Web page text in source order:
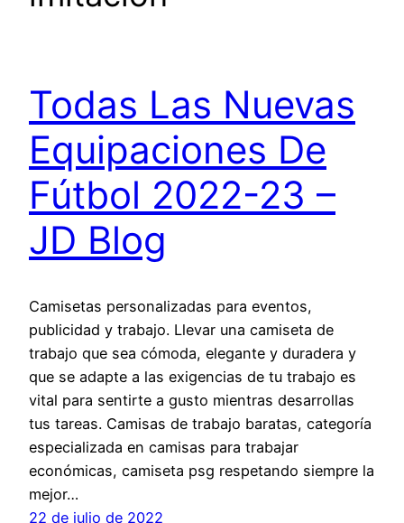
Todas Las Nuevas
Equipaciones De
Fútbol 2022-23 –
JD Blog
Camisetas personalizadas para eventos,
publicidad y trabajo. Llevar una camiseta de
trabajo que sea cómoda, elegante y duradera y
que se adapte a las exigencias de tu trabajo es
vital para sentirte a gusto mientras desarrollas
tus tareas. Camisas de trabajo baratas, categoría
especializada en camisas para trabajar
económicas, camiseta psg respetando siempre la
mejor…
22 de julio de 2022